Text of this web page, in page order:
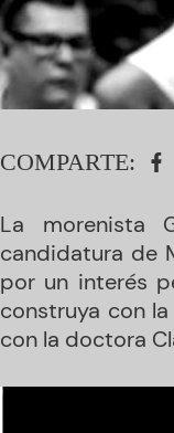
COMPARTE:
La morenista
candidatura de
por un interés
construya con
con la doctora